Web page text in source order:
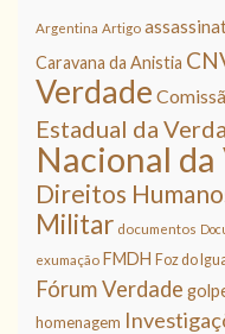
Argentina Artigo
Caravana da Anistia
Verdade
Estadual da
Nacional da
Direitos
Militar documentos
exumação FMDH Foz do
Fórum Verdade
homenagem